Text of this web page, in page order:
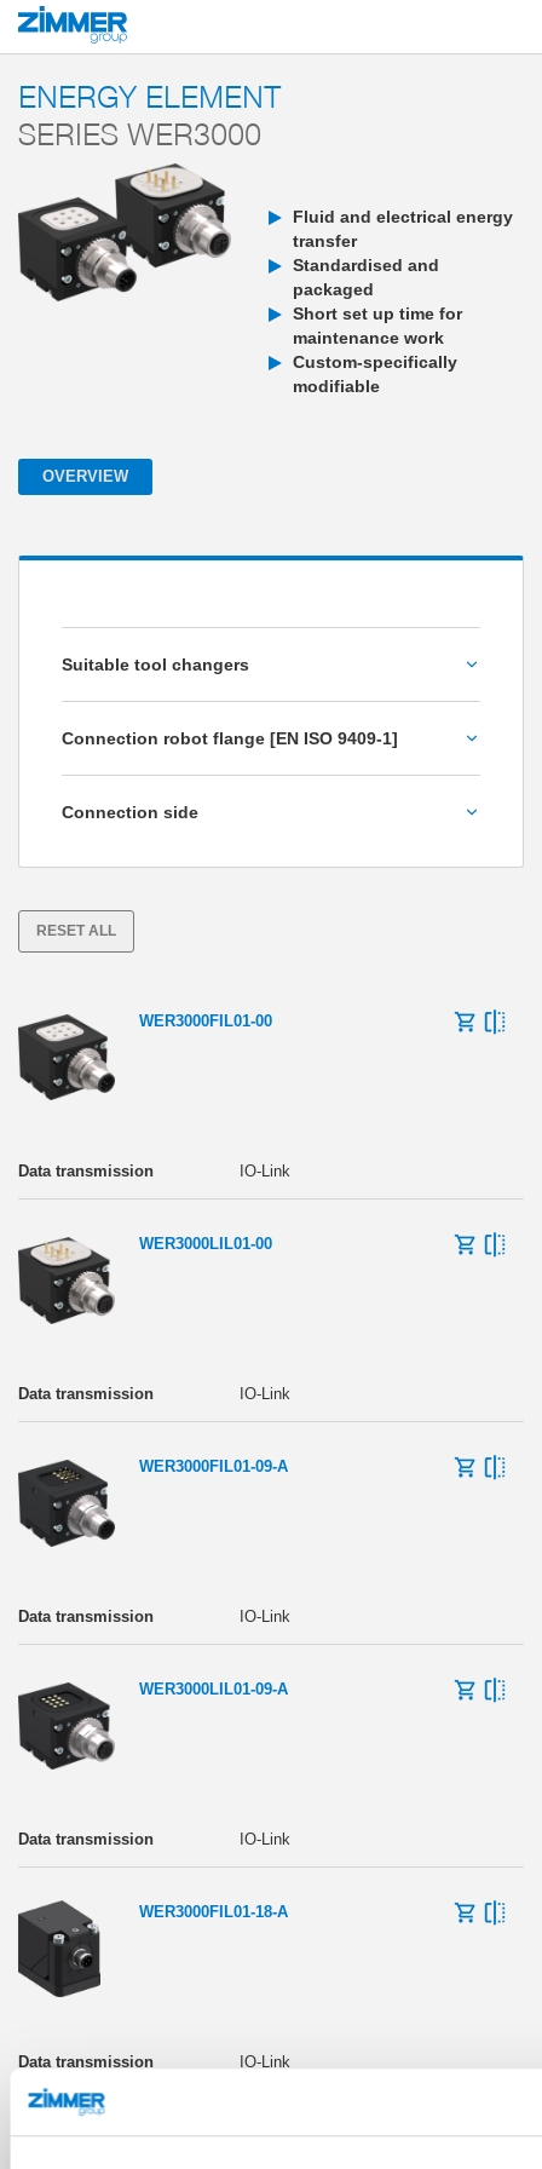
Start Products
ENERGY ELEMENT
SERIES WER3000
Fluid and electrical energy
transfer
Standardised and
packaged
Short set up time for
maintenance work
Custom-specifically
modifiable
OVERVIEW
Suitable tool changers
WPR5000
WWR1000
Connection robot flange [EN ISO 9409-1]
TK 100
TK 125
Connection side
RESET ALL
WER3000FIL01-00
IO-Link
WER3000LIL01-00
IO-Link
WER3000FIL01-09-A
IO-Link
WER3000LIL01-09-A
IO-Link
WER3000FIL01-18-A
IO-Link
WER3000LIL01-18-A